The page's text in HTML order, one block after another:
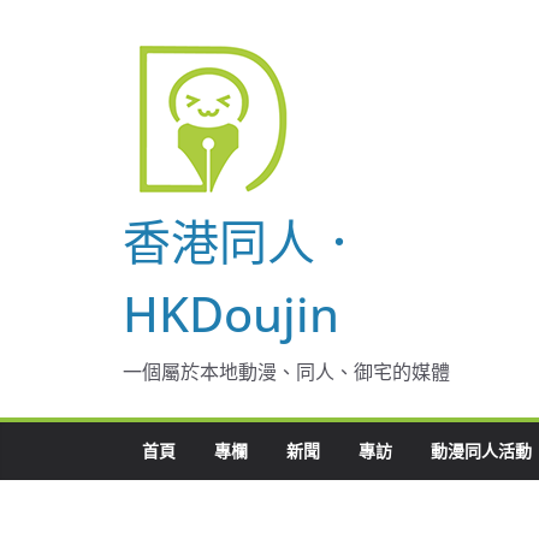
香港同人．
HKDoujin
一個屬於本地動漫、同人、御宅的媒體
首頁 專欄 新聞 專訪 動漫同人活動